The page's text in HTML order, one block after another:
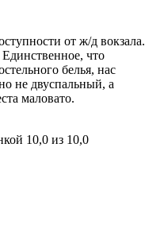
от ж/д вокзала.
Единственное, что
белья, нас
не двуспальный, а
маловато.
10,0 из 10,0